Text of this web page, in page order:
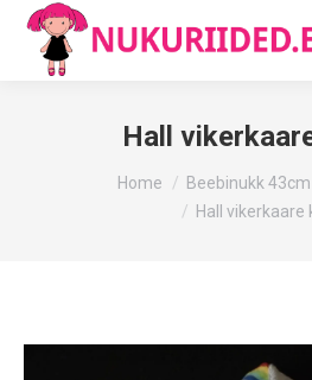
Hall
You are here:Home Beebinukk 43cm
Hall vikerkaare